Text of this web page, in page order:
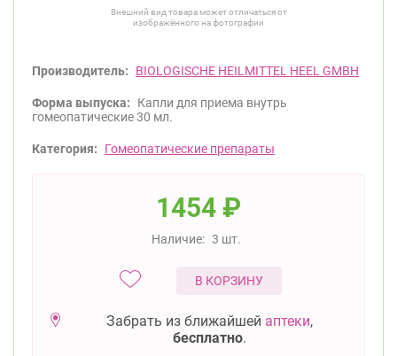
Внешний вид товара может отличаться от
изображённого на фотографии
Производитель: BIOLOGISCHE HEILMITTEL HEEL GMBH
Форма выпуска:
Капли для приема внутрь
гомеопатические 30 мл.
Категория: Гомеопатические препараты
1454 ₽
Наличие: 3 шт.
В КОРЗИНУ
Забрать из ближайшей аптеки,
бесплатно.